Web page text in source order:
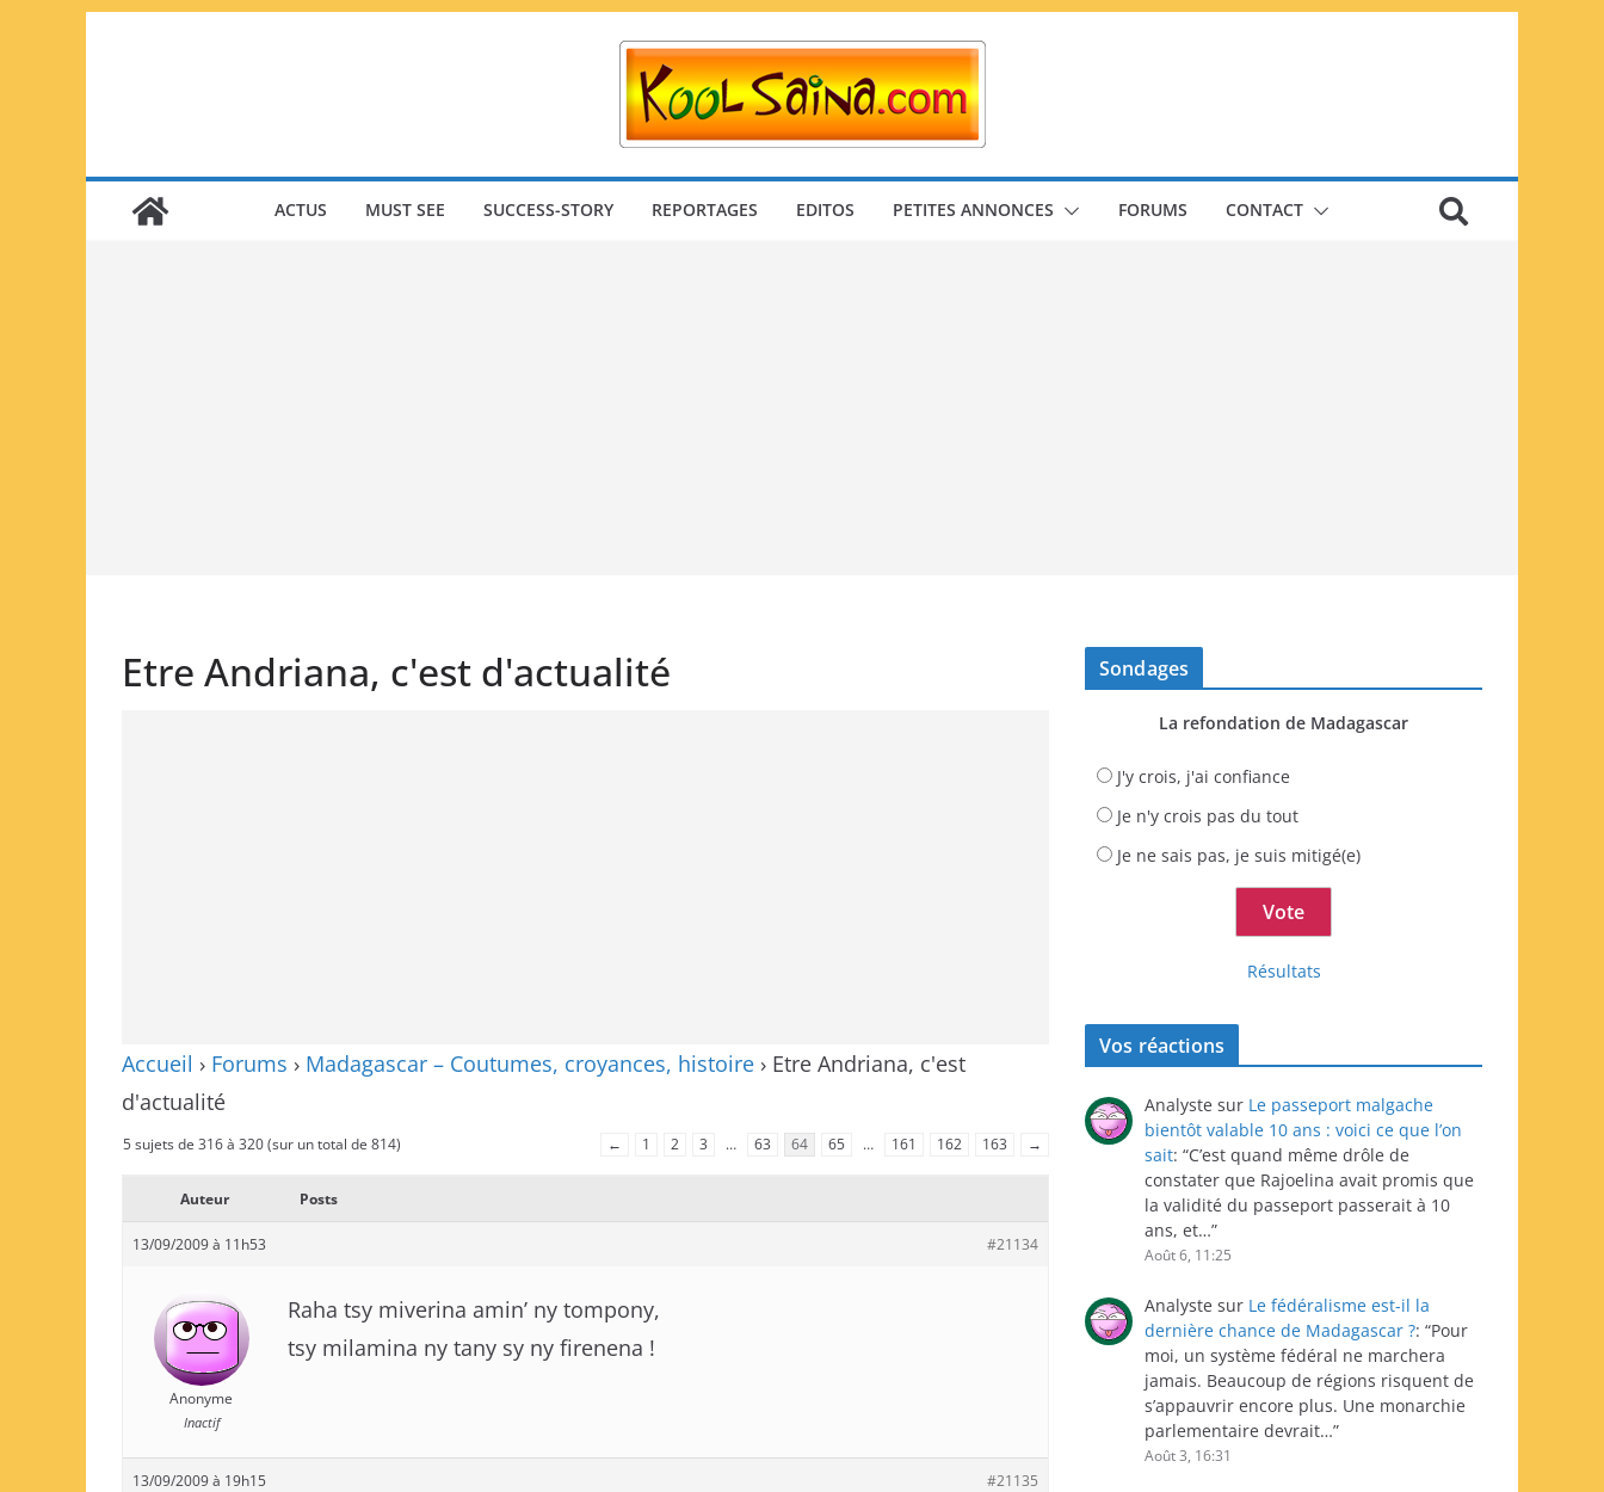
ACTUS MUST SEE SUCCESS-STORY REPORTAGES EDITOS PETITES ANNONCES FORUMS CONTACT
Etre Andriana, c'est d'actualité
Accueil › Forums › Madagascar – Coutumes, croyances, histoire › Etre Andriana, c'est
d'actualité
5 sujets de 316 à 320 (sur un total de 814) ← 1 2 3 … 63 64 65 … 161 162 163 →
Auteur Posts
13/09/2009 à 11h53 #21134
Anonyme
Inactif
Raha tsy miverina amin’ ny tompony,
tsy milamina ny tany sy ny firenena !
13/09/2009 à 19h15 #21135
Sondages
La refondation de Madagascar
J'y crois, j'ai confiance
Je n'y crois pas du tout
Je ne sais pas, je suis mitigé(e)
Résultats
Vos réactions
Analyste sur Le passeport malgache
bientôt valable 10 ans : voici ce que l’on
sait: “C’est quand même drôle de
constater que Rajoelina avait promis que
la validité du passeport passerait à 10
ans, et…”
Août 6, 11:25
Analyste sur Le fédéralisme est-il la
dernière chance de Madagascar ?: “Pour
moi, un système fédéral ne marchera
jamais. Beaucoup de régions risquent de
s’appauvrir encore plus. Une monarchie
parlementaire devrait…”
Août 3, 16:31